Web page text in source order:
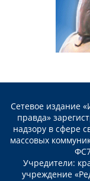
Сетевое издание
правда»
надзору в сфере
массовых
Учредители:
учреждение